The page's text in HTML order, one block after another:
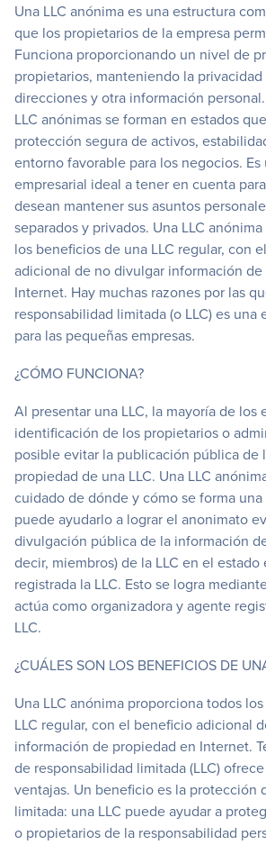
Una LLC anónima es una estructura
que los propietarios de la empresa
Funciona proporcionando un nivel de
propietarios, manteniendo la privacidad
direcciones y otra información
LLC anónimas se forman en estados
protección segura de activos,
entorno favorable para los negocios.
empresarial ideal a tener en cuenta
desean mantener sus asuntos
separados y privados. Una LLC
los beneficios de una LLC regular, con
adicional de no divulgar información
Internet. Hay muchas razones por las
responsabilidad limitada (o LLC) es
para las pequeñas empresas.
¿CÓMO FUNCIONA?
Al presentar una LLC, la mayoría de los
identificación de los propietarios o
posible evitar la publicación pública de
propiedad de una LLC. Una LLC
cuidado de dónde y cómo se forma una
puede ayudarlo a lograr el anonimato
divulgación pública de la información
decir, miembros) de la LLC en el
registrada la LLC. Esto se logra
actúa como organizadora y agente
LLC.
¿CUÁLES SON LOS BENEFICIOS DE
Una LLC anónima proporciona todos
LLC regular, con el beneficio adicional
información de propiedad en Internet.
de responsabilidad limitada (LLC)
ventajas. Un beneficio es la protección
limitada: una LLC puede ayudar a
o propietarios de la responsabilidad